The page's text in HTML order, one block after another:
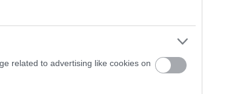
related to advertising like cookies on
για το σπίτι αλλά στο αυτοκίνητο προς τα
ηδονικό βράδυ που εντέλει δεν έρχεται.
στο αν πρέπει να εξετάζουμε τα φρονήματα